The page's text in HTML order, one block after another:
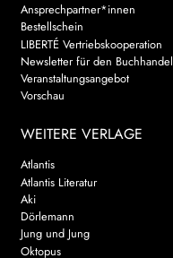
Ansprechpartner*innen
Bestellschein
LIBERTÉ Vertriebskooperation
Newsletter für den Buchhandel
Veranstaltungsangebot
Vorschau
WEITERE VERLAGE
Atlantis
Atlantis Literatur
Aki
Dörlemann
Jung und Jung
Oktopus